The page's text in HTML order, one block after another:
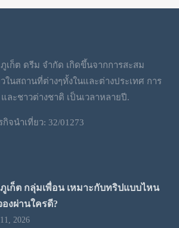
เก็ต ดรีม จำกัด เกิดขึ้นจากการสะสม
ในสถานที่ต่างๆทั้งในและต่างประเทศ การ
ะชาวต่างชาติ เป็นเวลาหลายปี.
จนำเที่ยว: 32/01273
เก็ต กลุ่มเพื่อน เหมาะกับทริปแบบไหน
งผ่านใครดี?
2026